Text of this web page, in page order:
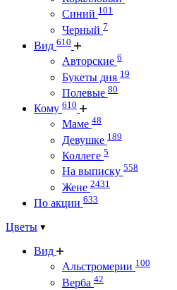
Синий 101
Черный 7
Вид 610
Авторские 6
Букеты дня 19
Полевые 80
Кому 610
Маме 48
Девушке 189
Коллеге 5
На выписку 558
Жене 2431
По акции 633
Цветы
Вид
Альстромерии 100
Верба 42